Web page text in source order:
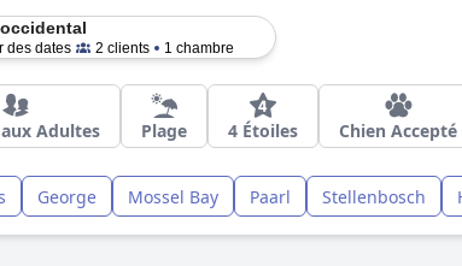
des dates 2 clients 1 chambre
Adultes Plage 4 Étoiles Chien Accepté
George Mossel Bay Paarl Stellenbosch